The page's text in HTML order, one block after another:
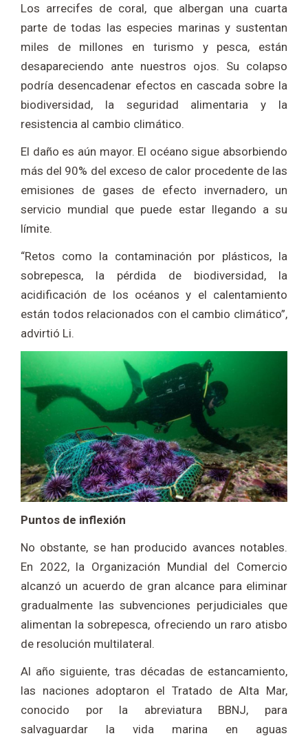
Los arrecifes de coral, que albergan una cuarta
parte de todas las especies marinas y sustentan
miles de millones en turismo y pesca, están
desapareciendo ante nuestros ojos. Su colapso
podría desencadenar efectos en cascada sobre la
biodiversidad, la seguridad alimentaria y la
resistencia al cambio climático.
El daño es aún mayor. El océano sigue absorbiendo
más del 90% del exceso de calor procedente de las
emisiones de gases de efecto invernadero, un
servicio mundial que puede estar llegando a su
límite.
“Retos como la contaminación por plásticos, la
sobrepesca, la pérdida de biodiversidad, la
acidificación de los océanos y el calentamiento
están todos relacionados con el cambio climático”,
advirtió Li.
Puntos de inflexión
No obstante, se han producido avances notables.
En 2022, la Organización Mundial del Comercio
alcanzó un acuerdo de gran alcance para eliminar
gradualmente las subvenciones perjudiciales que
alimentan la sobrepesca, ofreciendo un raro atisbo
de resolución multilateral.
Al año siguiente, tras décadas de estancamiento,
las naciones adoptaron el Tratado de Alta Mar,
conocido por la abreviatura BBNJ, para
salvaguardar la vida marina en aguas